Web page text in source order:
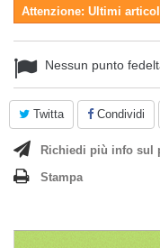
Attenzione: Ultimi
Nessun punto
Twitta Condividi
Richiedi più info sul
Stampa